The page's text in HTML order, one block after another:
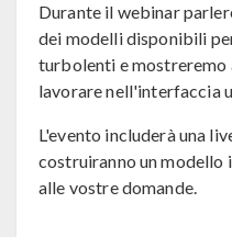
Durante il webinar
dei modelli disponibili
turbolenti e mostreremo
lavorare nell'interfaccia
L'evento includerà una
costruiranno un modello
alle vostre domande.